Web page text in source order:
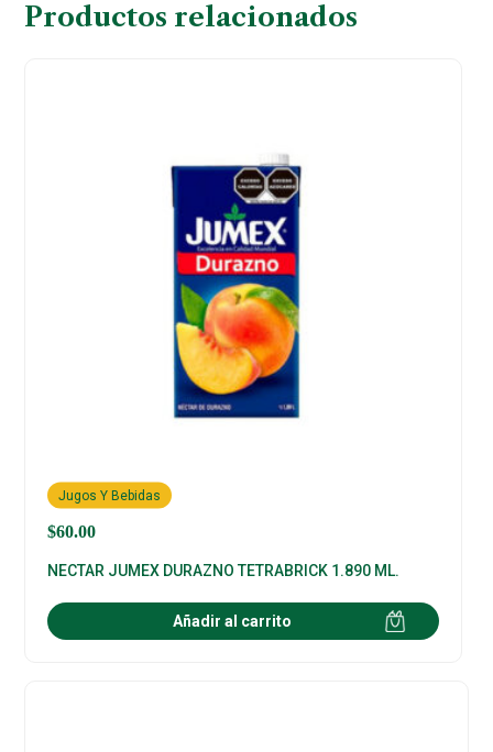
Productos relacionados
$60.00
Jugos Y Bebidas
NECTAR JUMEX DURAZNO TETRABRICK 1.890 ML.
Añadir al carrito